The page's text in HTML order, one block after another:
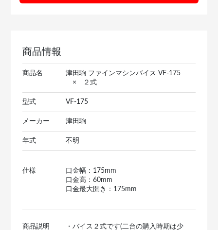
商品情報
商品名
津田駒 ファインマシンバイス VF-175
× ２式
型式 VF-175
メーカー 津田駒
年式 不明
仕様
口金幅：175mm
口金高：60mm
口金最大開き：175mm
商品説明 ・バイス２式です(二台の購入時期は少